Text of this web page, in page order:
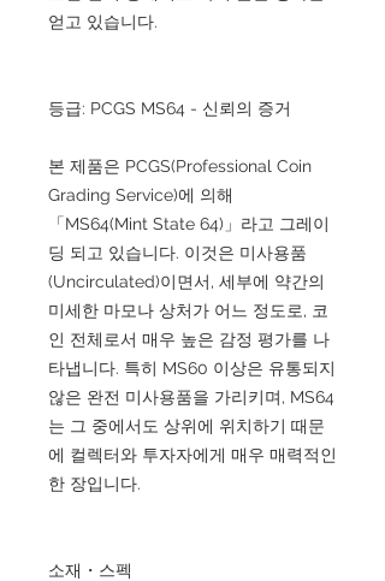
얻고 있습니다.
등급: PCGS MS64 - 신뢰의 증거
본 제품은 PCGS(Professional Coin
Grading Service)에 의해
「MS64(Mint State 64)」라고 그레이
딩 되고 있습니다. 이것은 미사용품
(Uncirculated)이면서, 세부에 약간의
미세한 마모나 상처가 어느 정도로, 코
인 전체로서 매우 높은 감정 평가를 나
타냅니다. 특히 MS60 이상은 유통되지
않은 완전 미사용품을 가리키며, MS64
는 그 중에서도 상위에 위치하기 때문
에 컬렉터와 투자자에게 매우 매력적인
한 장입니다.
소재・스펙